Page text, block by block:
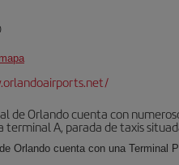
de Orlando cuenta con
terminal A, parada de taxis
Orlando cuenta con una Terminal